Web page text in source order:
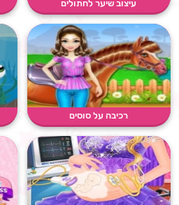
עיצוב שיער לחתולים
רכיבה על סוסים